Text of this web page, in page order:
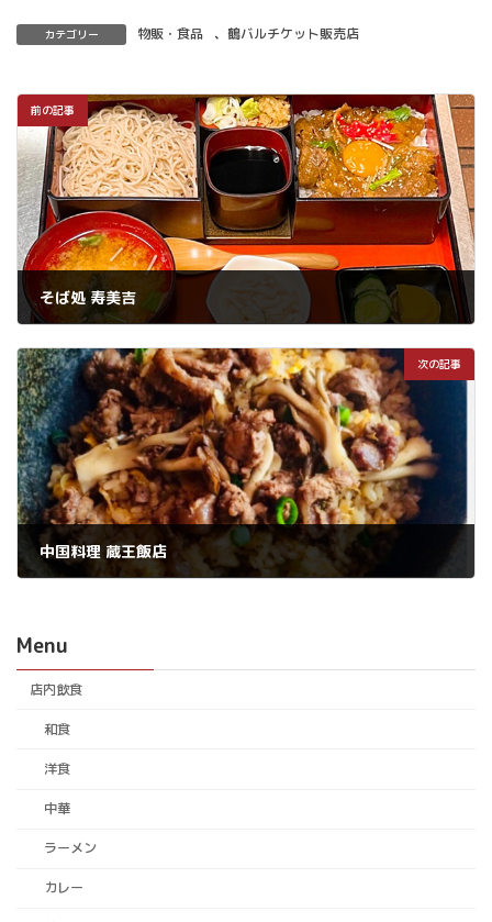
カテゴリー 物販・食品 、 鶴バルチケット販売店
前の記事
そば処 寿美吉
次の記事
中国料理 蔵王飯店
Menu
店内飲食
和食
洋食
中華
ラーメン
カレー